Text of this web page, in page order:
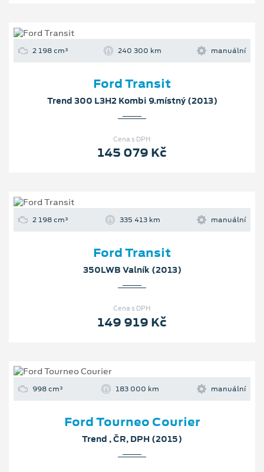
2 198 cm³ 240 300 km manuální
Ford Transit
Trend 300 L3H2 Kombi 9.místný (2013)
Cena s DPH
145 079 Kč
2 198 cm³ 335 413 km manuální
Ford Transit
350LWB Valník (2013)
Cena s DPH
149 919 Kč
998 cm³ 183 000 km manuální
Ford Tourneo Courier
Trend , ČR, DPH (2015)